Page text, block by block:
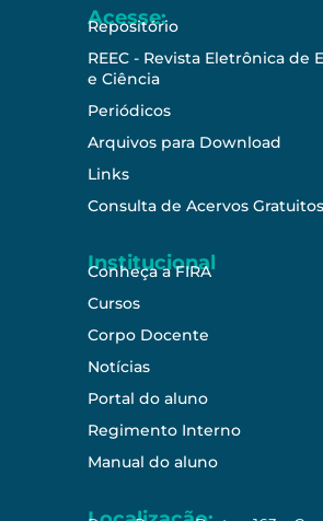
Acesse:
Repositório
REEC - Revista Eletrônica de
e Ciência
Periódicos
Arquivos para Download
Links
Consulta de Acervos Gratuitos
Institucional
Conheça a FIRA
Cursos
Corpo Docente
Notícias
Portal do aluno
Regimento Interno
Manual do aluno